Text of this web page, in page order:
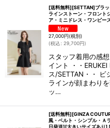
[送料無料][SETTAN]ブラッ
ラインストーン・フロント
ア・ミニドレス・ワンピー
27,000円(税別)
(税込 : 29,700円)
スタッフ着用の感
イント ・・
ス/SETTAN・・ ビ
ラインが顔まわり
ッ…
[送料無料][GINZA
風・ベルト・シンプル・Ａ
日発送][大きいサイズあり] [